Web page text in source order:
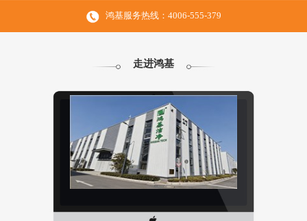
鸿基服务热线：4006-555-379
走进鸿基